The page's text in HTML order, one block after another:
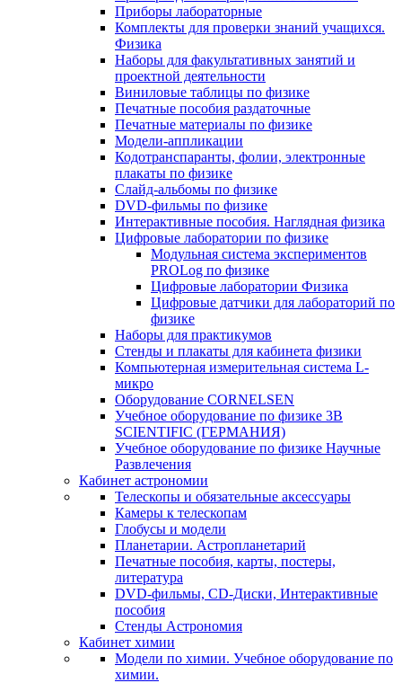
Приборы лабораторные
Комплекты для проверки знаний учащихся.
Физика
Наборы для факультативных занятий и
проектной деятельности
Виниловые таблицы по физике
Печатные пособия раздаточные
Печатные материалы по физике
Модели-аппликации
Кодотранспаранты, фолии, электронные
плакаты по физике
Слайд-альбомы по физике
DVD-фильмы по физике
Интерактивные пособия. Наглядная физика
Цифровые лаборатории по физике
Модульная система экспериментов
PROLog по физике
Цифровые лаборатории Физика
Цифровые датчики для лабораторий по
физике
Наборы для практикумов
Стенды и плакаты для кабинета физики
Компьютерная измерительная система L-
микро
Оборудование CORNELSEN
Учебное оборудование по физике 3B
SCIENTIFIC (ГЕРМАНИЯ)
Учебное оборудование по физике Научные
Развлечения
Кабинет астрономии
Телескопы и обязательные аксессуары
Камеры к телескопам
Глобусы и модели
Планетарии. Астропланетарий
Печатные пособия, карты, постеры,
литература
DVD-фильмы, CD-Диски, Интерактивные
пособия
Стенды Астрономия
Кабинет химии
Модели по химии. Учебное оборудование по
химии.